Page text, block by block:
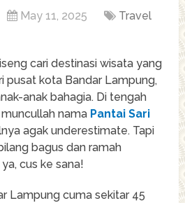
May 11, 2025
Travel
cari destinasi wisata yang
pusat kota Bandar Lampung,
anak bahagia. Di tengah
nama Pantai Sari
agak underestimate. Tapi
bagus dan ramah
cus ke sana!
Lampung cuma sekitar 45